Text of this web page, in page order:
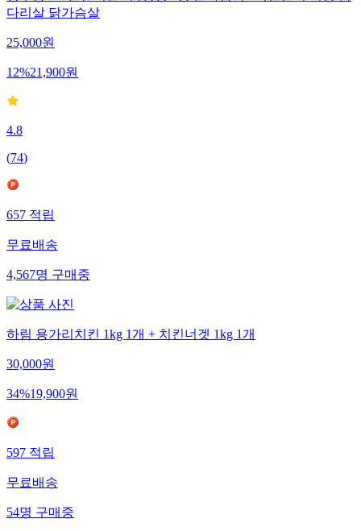
다리살 닭가슴살
25,000원
12%21,900원
4.8
(74)
657 적립
무료배송
4,567명 구매중
하림 용가리치킨 1kg 1개 + 치킨너겟 1kg 1개
30,000원
34%19,900원
597 적립
무료배송
54명 구매중